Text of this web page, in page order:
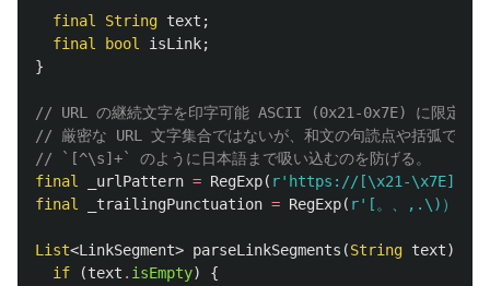
final String text ;
final
bool isLink;
}
// URL の継続文字を印字可能 ASCII (0x21-0x7E) に限定する
// 厳密な URL 文字集合ではないが、和文の句読点や括弧で
// `[^\s]+` のように日本語まで吸い込むのを防げる。
final
_urlPattern = RegExp( r'https://[\x21-\x7E]+'
final
_trailingPunctuation = RegExp( r'[。、,.\)）」
List<LinkSegment> parseLinkSegments (String text)
if
(text . isEmpty)
{